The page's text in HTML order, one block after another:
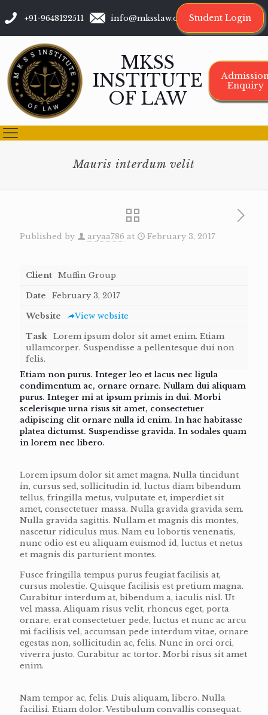
+91-9648122511 info@mksslaw.org Student Login
MKSS
INSTITUTE
OF LAW
Enquiry
Mauris interdum velit
Published by aryaa786 at February 3, 2017
Client Muffin Group
Date
February 3, 2017
Website
View website
Task Lorem ipsum dolor sit amet enim. Etiam
ullamcorper. Suspendisse a pellentesque dui non
felis.
Etiam non purus. Integer leo et lacus nec ligula
condimentum ac, ornare ornare. Nullam dui aliquam
purus. Integer mi at ipsum primis in dui. Morbi
scelerisque urna risus sit amet, consectetuer
adipiscing elit ornare nulla id enim. In hac habitasse
platea dictumst. Suspendisse gravida. In sodales quam
in lorem nec libero.
Lorem ipsum dolor sit amet magna. Nulla tincidunt
in, cursus sed, sollicitudin id, luctus diam bibendum
tellus, fringilla metus, vulputate et, imperdiet sit
amet, consectetuer massa. Nulla gravida gravida sem.
Nulla gravida sagittis. Nullam et magnis dis montes,
nascetur ridiculus mus. Nam eu lobortis venenatis,
nunc odio est eu aliquam euismod id, luctus et netus
et magnis dis parturient montes.
Fusce fringilla tempus purus feugiat facilisis at,
cursus molestie. Quisque facilisis est pretium magna.
Curabitur interdum at, bibendum a, iaculis nisl. Ut
vel massa. Aliquam risus velit, rhoncus eget, porta
ornare, erat consectetuer pede, luctus et nunc ac arcu
mi facilisis vel, accumsan pede interdum vitae, ornare
egestas non, sollicitudin ac, felis. Nunc in orci orci,
viverra justo. Curabitur ac tortor. Morbi risus sit amet
enim.
Nam tempor ac, felis. Duis aliquam, libero. Nulla
facilisi. Etiam dolor. Vestibulum convallis consequat.